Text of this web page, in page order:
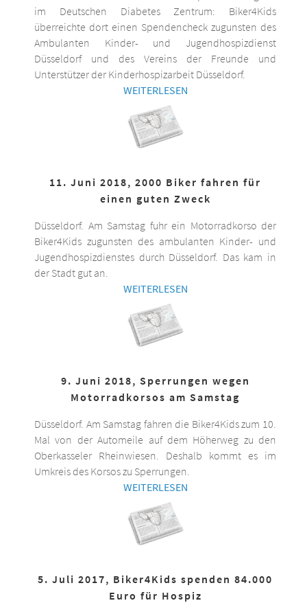
im Deutschen Diabetes Zentrum: Biker4Kids
überreichte dort einen Spendencheck zugunsten des
Ambulanten Kinder- und Jugendhospizdienst
Düsseldorf und des Vereins der Freunde und
Unterstützer der Kinderhospizarbeit Düsseldorf.
WEITERLESEN
11. Juni 2018, 2000 Biker fahren für
einen guten Zweck
Düsseldorf. Am Samstag fuhr ein Motorradkorso der
Biker4Kids zugunsten des ambulanten Kinder- und
Jugendhospizdienstes durch Düsseldorf. Das kam in
der Stadt gut an.
WEITERLESEN
9. Juni 2018, Sperrungen wegen
Motorradkorsos am Samstag
Düsseldorf. Am Samstag fahren die Biker4Kids zum 10.
Mal von der Automeile auf dem Höherweg zu den
Oberkasseler Rheinwiesen. Deshalb kommt es im
Umkreis des Korsos zu Sperrungen.
WEITERLESEN
5. Juli 2017, Biker4Kids spenden 84.000
Euro für Hospiz